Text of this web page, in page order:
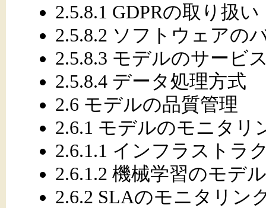
2.5.8.1 GDPRの取り扱い
2.5.8.2 ソフトウェアの
2.5.8.3 モデルのサービ
2.5.8.4 データ処理方式
2.6 モデルの品質管理
2.6.1 モデルのモニタリ
2.6.1.1 インフラストラ
2.6.1.2 機械学習のモデ
2.6.2 SLAのモニタリン